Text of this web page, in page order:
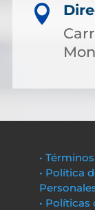

•
• Política
•